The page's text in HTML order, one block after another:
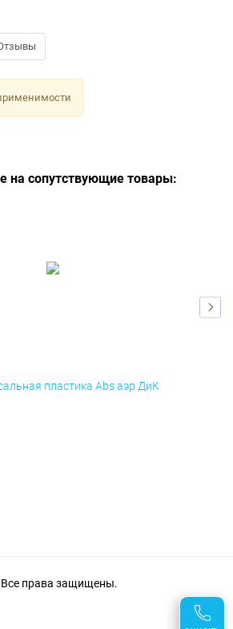
на сопутствующие товары:
пластика Abs аэр ДиК
права защищены.